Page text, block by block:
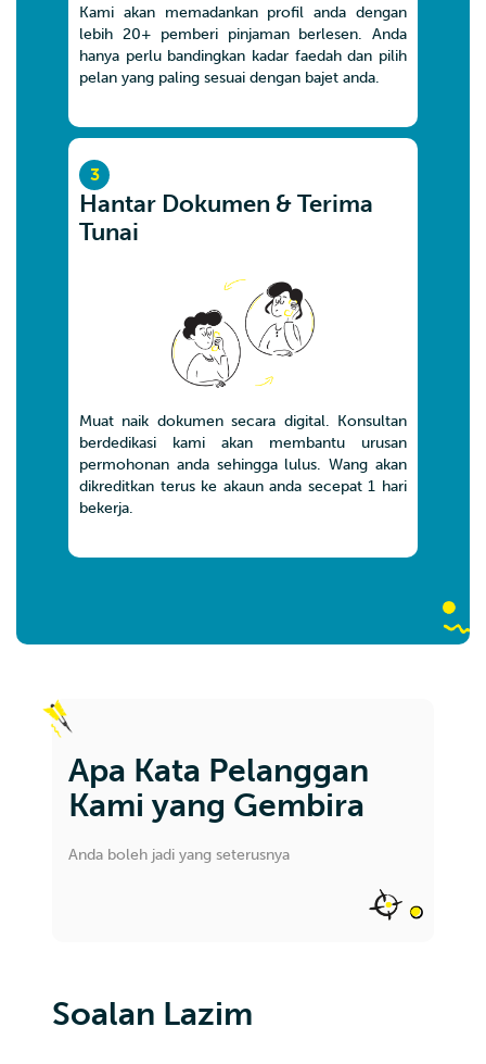
Kami akan memadankan profil anda dengan
lebih 20+ pemberi pinjaman berlesen. Anda
hanya perlu bandingkan kadar faedah dan pilih
pelan yang paling sesuai dengan bajet anda.
3
Hantar Dokumen & Terima
Tunai
Muat naik dokumen secara digital. Konsultan
berdedikasi kami akan membantu urusan
permohonan anda sehingga lulus. Wang akan
dikreditkan terus ke akaun anda secepat 1 hari
bekerja.
Apa Kata Pelanggan
Kami yang Gembira
Anda boleh jadi yang seterusnya
Soalan Lazim